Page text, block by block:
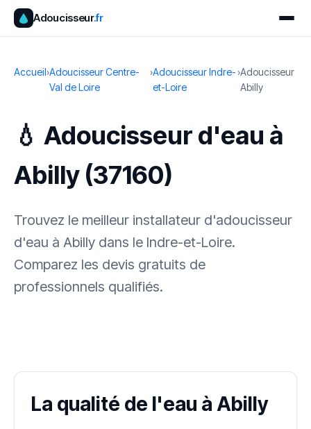
Adoucisseur.fr
Accueil›Adoucisseur Centre-
Val de Loire
›Adoucisseur Indre-
et-Loire
›Adoucisseur
Abilly
💧 Adoucisseur d'eau à
Abilly (37160)
Trouvez le meilleur installateur d'adoucisseur
d'eau à Abilly dans le Indre-et-Loire.
Comparez les devis gratuits de
professionnels qualifiés.
La qualité de l'eau à Abilly